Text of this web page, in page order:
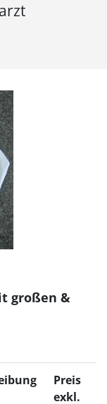
großen &
Preis
exkl.